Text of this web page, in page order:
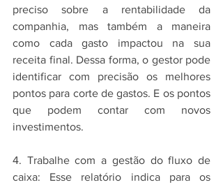
preciso sobre a rentabilidade da
companhia, mas também a maneira
como cada gasto impactou na sua
receita final. Dessa forma, o gestor pode
identificar com precisão os melhores
pontos para corte de gastos. E os pontos
que podem contar com novos
investimentos.
4. Trabalhe com a gestão do fluxo de
caixa: Esse relatório indica para os